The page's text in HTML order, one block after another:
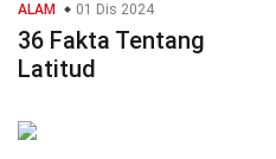
ALAM 01 Dis 2024
36 Fakta Tentang
Latitud